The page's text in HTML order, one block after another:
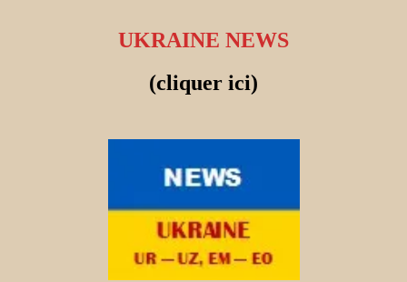
UKRAINE NEWS
(cliquer ici)